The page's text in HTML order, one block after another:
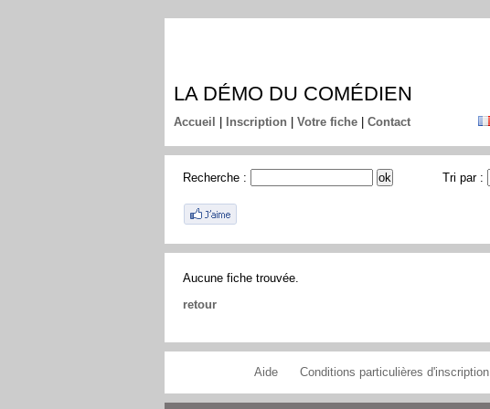
LA DÉMO DU COMÉDIEN
Accueil Inscription Votre fiche Contact
Recherche : Tri par :
Aucune fiche trouvée.
retour
Aide Conditions particulières d'inscription